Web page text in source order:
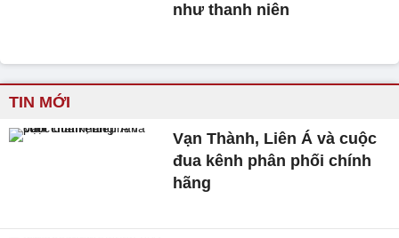
như thanh niên
TIN MỚI
Vạn Thành, Liên Á và cuộc
đua kênh phân phối chính
hãng